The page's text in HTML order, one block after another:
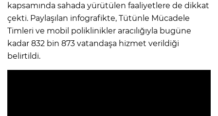
kapsamında sahada yürütülen faaliyetlere de dikkat
çekti. Paylaşılan infografikte, Tütünle Mücadele
Timleri ve mobil poliklinikler aracılığıyla bugüne
kadar 832 bin 873 vatandaşa hizmet verildiği
belirtildi.